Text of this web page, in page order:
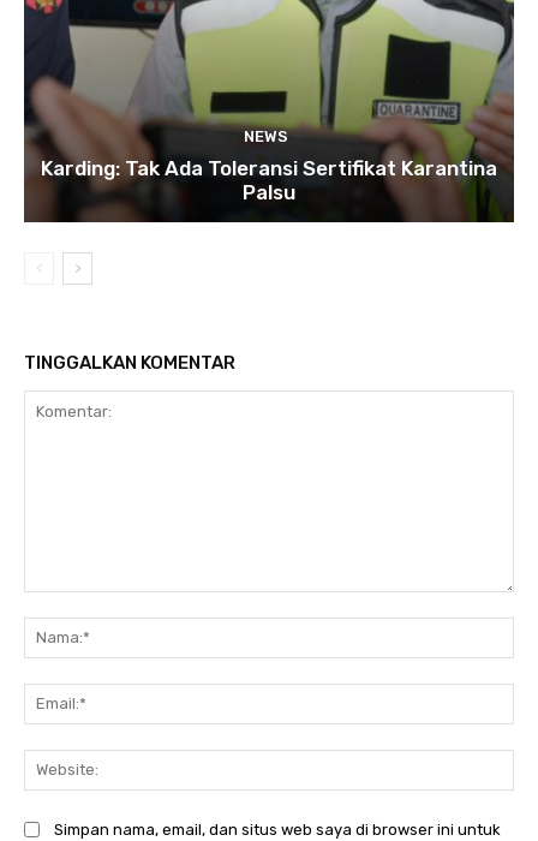
NEWS
Karding: Tak Ada Toleransi Sertifikat Karantina
Palsu
TINGGALKAN KOMENTAR
Simpan nama, email, dan situs web saya di browser ini untuk